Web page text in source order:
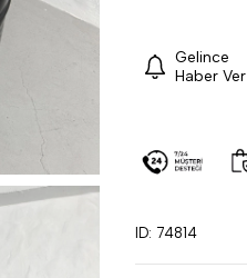
Gelince
Haber Ver
ID: 74814